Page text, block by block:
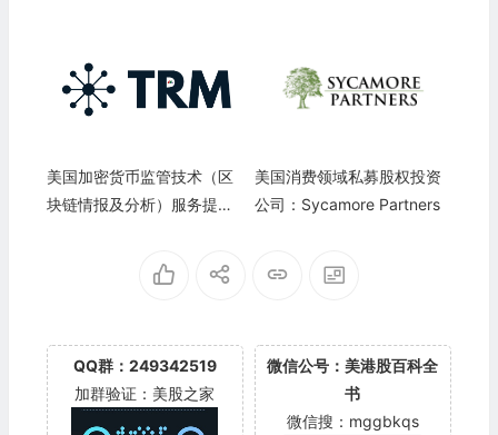
美国加密货币监管技术（区
块链情报及分析）服务提供
美国消费领域私募股权投资
公司：Sycamore Partners
QQ群：249342519
加群验证：美股之家
微信公号：美港股百科全
书
微信搜：mggbkqs